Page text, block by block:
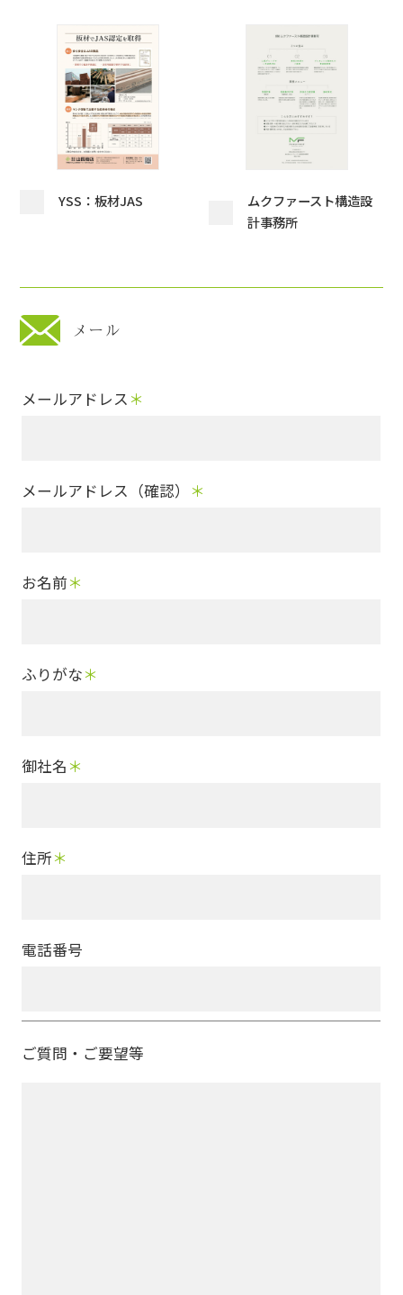
YSS：板材JAS
ムクファースト構造設
計事務所
メール
メールアドレス ＊
メールアドレス（確認） ＊
お名前＊
ふりがな＊
御社名 ＊
住所＊
電話番号
ご質問・ご要望等